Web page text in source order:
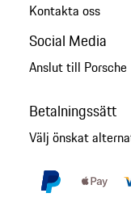
Kontakta oss
Social Media
Anslut till Porsche
Betalningssätt
Välj önskat